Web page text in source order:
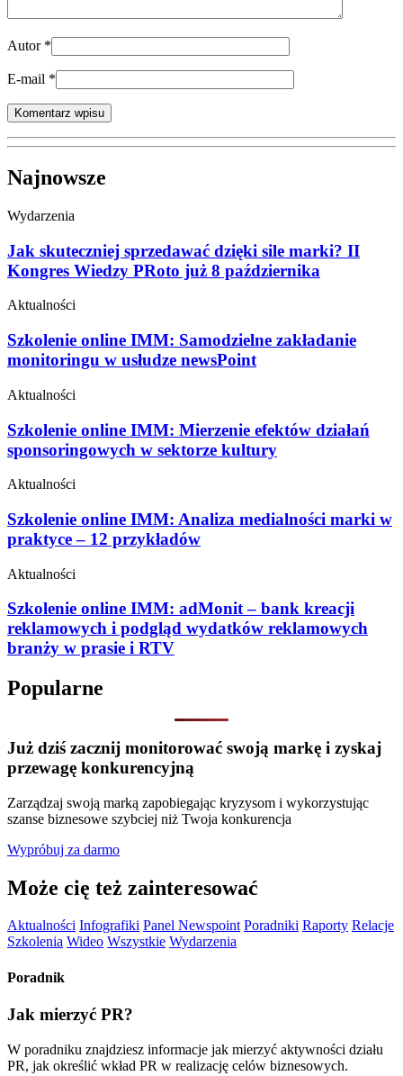
Autor *
E-mail *
Najnowsze
Wydarzenia
Jak skuteczniej sprzedawać dzięki sile marki? II
Kongres Wiedzy PRoto już 8 października
Aktualności
Szkolenie online IMM: Samodzielne zakładanie
monitoringu w usłudze newsPoint
Aktualności
Szkolenie online IMM: Mierzenie efektów działań
sponsoringowych w sektorze kultury
Aktualności
Szkolenie online IMM: Analiza medialności marki w
praktyce – 12 przykładów
Aktualności
Szkolenie online IMM: adMonit – bank kreacji
reklamowych i podgląd wydatków reklamowych
branży w prasie i RTV
Popularne
Już dziś zacznij monitorować swoją markę i zyskaj
przewagę konkurencyjną
Zarządzaj swoją marką zapobiegając kryzysom i wykorzystując
szanse biznesowe szybciej niż Twoja konkurencja
Wypróbuj za darmo
Może cię też zainteresować
Aktualności Infografiki Panel Newspoint Poradniki Raporty Relacje
Szkolenia Wideo Wszystkie Wydarzenia
Poradnik
Jak mierzyć PR?
W poradniku znajdziesz informacje jak mierzyć aktywności działu
PR, jak określić wkład PR w realizację celów biznesowych.